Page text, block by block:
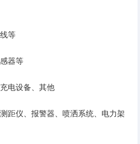
等
器等
电设备、其他
距仪、报警器、喷洒系统、电力架